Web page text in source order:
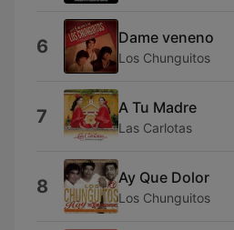
6 Dame veneno
Los Chunguitos
7 A Tu Madre
Las Carlotas
8 Ay Que Dolor
Los Chunguitos